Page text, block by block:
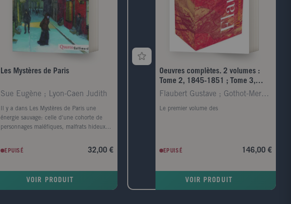
Les Mystères de Paris
Sue Eugène ; Lyon-Caen Judith
Il y a dans Les Mystères de Paris une
énergie sauvage: celle d'une cohorte de
personnages maléfiques, malfrats hideux
Gavroche -, le Maître d'école ou Bras-
Rouge, criminels du grand monde comme
Ferrand. Eugène Sue n'est pas avare de
noirceur. Mais il y a aussi une sauvagerie
EPUISÉ 32,00 €
VOIR PRODUIT
Oeuvres complètes. 2 volumes :
Tome 2, 1845-1851 ; Tome 3,
1851-1862
Flaubert Gustave ; Gothot-Mersch Claudine
Le premier volume des
EPUISÉ 146,00 €
VOIR PRODUIT